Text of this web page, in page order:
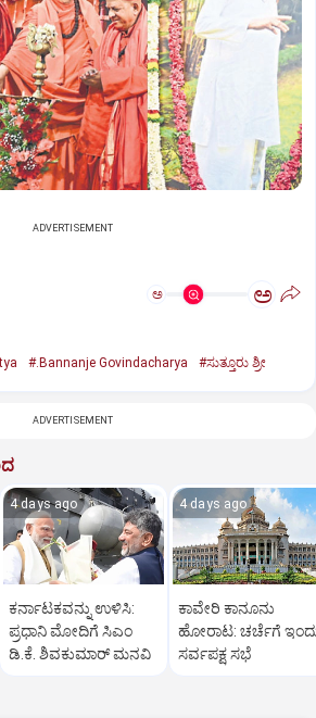
ADVERTISEMENT
ಅ ಅ
#.Bannanje Govindacharya #ಸುತ್ತೂರು ಶ್ರೀ
ADVERTISEMENT
4 days ago
ಕರ್ನಾಟಕವನ್ನು ಉಳಿಸಿ:
ಪ್ರಧಾನಿ ಮೋದಿಗೆ ಸಿಎಂ
ಡಿ.ಕೆ. ಶಿವಕುಮಾರ್ ಮನವಿ
4 days ago
ಕಾವೇರಿ ಕಾನೂನು
ಹೋರಾಟ: ಚರ್ಚೆಗೆ
ಸರ್ವಪಕ್ಷ ಸಭೆ